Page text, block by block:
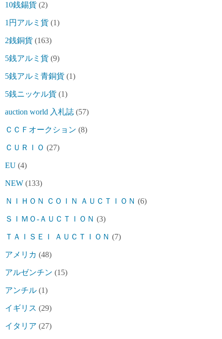
10銭錫貨 (2)
1円アルミ貨 (1)
2銭銅貨 (163)
5銭アルミ貨 (9)
5銭アルミ青銅貨 (1)
5銭ニッケル貨 (1)
auction world 入札誌 (57)
ＣＣＦオークション (8)
ＣＵＲＩＯ (27)
EU (4)
NEW (133)
ＮＩＨＯＮ ＣＯＩＮ ＡＵＣＴＩＯＮ (6)
ＳＩＭＯ-ＡＵＣＴＩＯＮ (3)
ＴＡＩＳＥＩ ＡＵＣＴＩＯＮ (7)
アメリカ (48)
アルゼンチン (15)
アンチル (1)
イギリス (29)
イタリア (27)